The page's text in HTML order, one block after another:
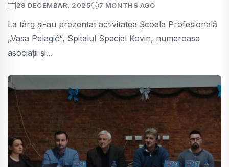
29 DECEMBAR, 2025 7 MONTHS AGO
La târg și-au prezentat activitatea Școala Profesională
„Vasa Pelagić“, Spitalul Special Kovin, numeroase
asociații și...